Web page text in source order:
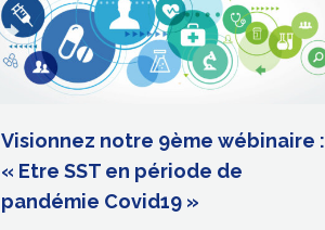
Visionnez notre 9ème wébinaire :
« Etre SST en période de
pandémie Covid19 »